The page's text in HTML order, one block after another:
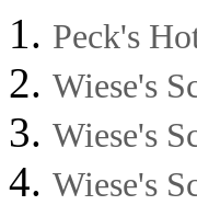
Peck's
Wiese's
Wiese's
Wiese's